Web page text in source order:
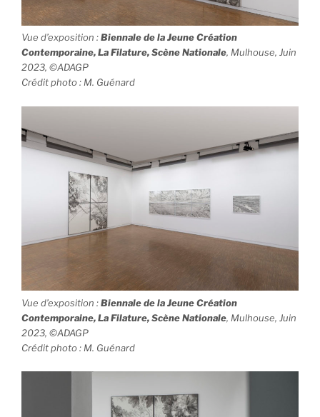
Vue d’exposition :Biennale de la Jeune Création
Contemporaine, La Filature, Scène Nationale, Mulhouse, Juin
2023, ©ADAGP
Crédit photo : M. Guénard
Vue d’exposition :Biennale de la Jeune Création
Contemporaine, La Filature, Scène Nationale, Mulhouse, Juin
2023, ©ADAGP
Crédit photo : M. Guénard